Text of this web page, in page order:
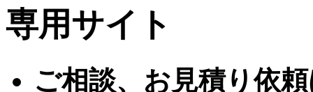
専用サイト
ご相談、お見積り依